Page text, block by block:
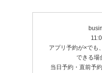
アプリ予約が×でも
できる場
当日予約・直前予